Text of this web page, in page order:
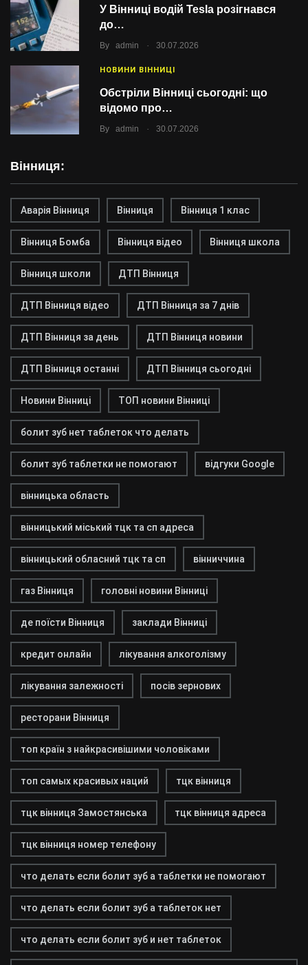
У Вінниці водій Tesla розігнався
до…
By admin . 30.07.2026
НОВИНИ ВІННИЦІ
Обстріли Вінниці сьогодні: що
відомо про…
By admin . 30.07.2026
Вінниця:
Аварія Вінниця Вінниця Вінниця 1 клас
Вінниця Бомба Вінниця відео Вінниця школа
Вінниця школи ДТП Вінниця
ДТП Вінниця відео ДТП Вінниця за 7 днів
ДТП Вінниця за день ДТП Вінниця новини
ДТП Вінниця останні ДТП Вінниця сьогодні
Новини Вінниці ТОП новини Вінниці
болит зуб нет таблеток что делать
болит зуб таблетки не помогают відгуки Google
вінницька область
вінницький міський тцк та сп адреса
вінницький обласний тцк та сп вінниччина
газ Вінниця головні новини Вінниці
де поїсти Вінниця заклади Вінниці
кредит онлайн лікування алкоголізму
лікування залежності посів зернових
ресторани Вінниця
топ країн з найкрасивішими чоловіками
топ самых красивых наций тцк вінниця
тцк вінниця Замостянська тцк вінниця адреса
тцк вінниця номер телефону
что делать если болит зуб а таблетки не помогают
что делать если болит зуб а таблеток нет
что делать если болит зуб и нет таблеток